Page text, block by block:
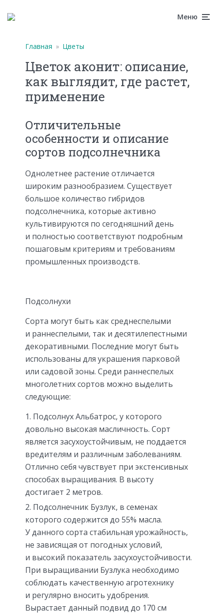
Меню
Главная » Цветы
Цветок аконит: описание,
как выглядит, где растет,
применение
Отличительные
особенности и описание
сортов подсолнечника
Однолетнее растение отличается
широким разнообразием. Существует
большое количество гибридов
подсолнечника, которые активно
культивируются по сегодняшний день
и полностью соответствуют подробным
пошаговым критериям и требованиям
промышленных производств.
Подсолнухи
Сорта могут быть как среднеспелыми
и раннеспелыми, так и десятилепестными
декоративными. Последние могут быть
использованы для украшения парковой
или садовой зоны. Среди раннеспелых
многолетних сортов можно выделить
следующие:
Подсолнух Альбатрос, у которого
довольно высокая масличность. Сорт
является засухоустойчивым, не поддается
вредителям и различным заболеваниям.
Отлично себя чувствует при экстенсивных
способах выращивания. В высоту
достигает 2 метров.
Подсолнечник Бузлук, в семенах
которого содержится до 55% масла.
У данного сорта стабильная урожайность,
не зависящая от погодных условий,
и высокий показатель засухоустойчивости.
При выращивании Бузлука необходимо
соблюдать качественную агротехнику
и регулярно вносить удобрения.
Вырастает данный подвид до 170 см